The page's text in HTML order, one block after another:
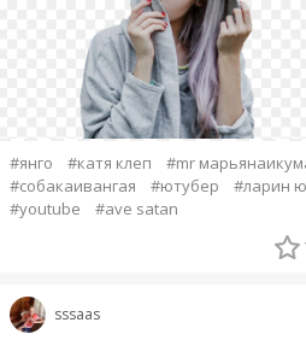
#янго #катя клеп
#mr
#собакаивангая
#ютубер
#ларин
#youtube
#ave satan
sssaas